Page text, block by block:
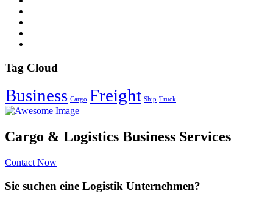
Tag Cloud
Business Cargo Freight Ship Truck
Cargo & Logistics Business Services
Contact Now
Sie suchen eine Logistik Unternehmen?